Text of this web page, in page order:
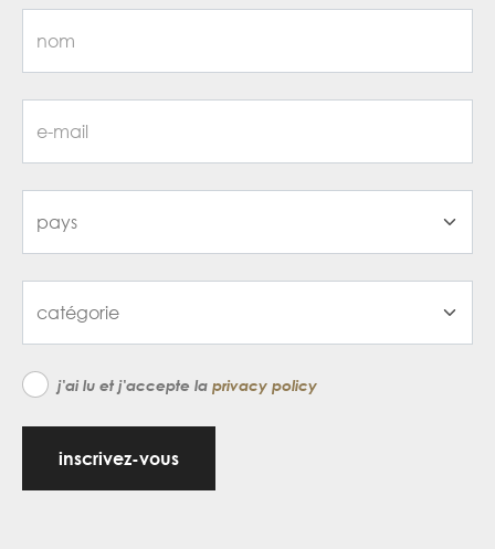
j'ai lu et j'accepte la privacy policy
inscrivez-vous